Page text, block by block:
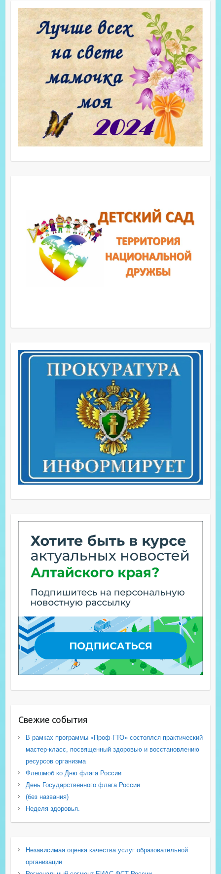
Свежие события
В рамках программы «Проф-ГТО» состоялся практический
мастер-класс, посвященный здоровью и восстановлению
ресурсов организма
Флешмоб ко Дню флага России
День Государственного флага России
(без названия)
Неделя здоровья.
Независимая оценка качества услуг образовательной
организации